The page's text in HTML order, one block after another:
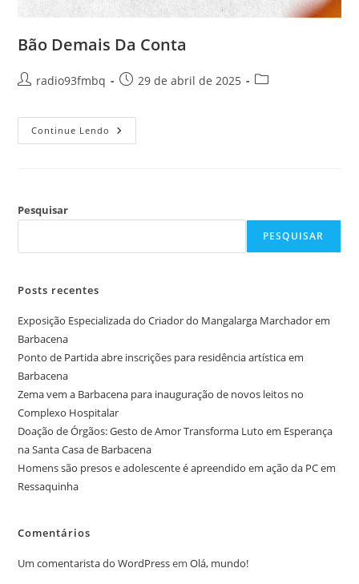
Bão Demais Da Conta
radio93fmbq 29 de abril de 2025
Continue Lendo
Pesquisar
PESQUISAR
Posts recentes
Exposição Especializada do Criador do Mangalarga Marchador em
Barbacena
Ponto de Partida abre inscrições para residência artística em
Barbacena
Zema vem a Barbacena para inauguração de novos leitos no
Complexo Hospitalar
Doação de Órgãos: Gesto de Amor Transforma Luto em Esperança
na Santa Casa de Barbacena
Homens são presos e adolescente é apreendido em ação da PC em
Ressaquinha
Comentários
Um comentarista do WordPressemOlá, mundo!